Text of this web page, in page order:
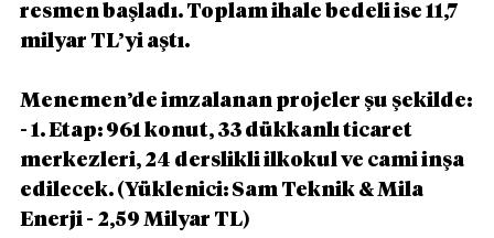
resmen başladı. Toplam ihale bedeli ise 11,7
milyar TL’yi aştı.
Menemen’de imzalanan projeler şu şekilde:
- 1. Etap: 961 konut, 33 dükkanlı ticaret
merkezleri, 24 derslikli ilkokul ve cami inşa
edilecek. (Yüklenici: Sam Teknik & Mila
Enerji - 2,59 Milyar TL)